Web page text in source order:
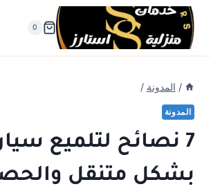
التجاوز
المحتوى
0
/ المدونة /
المدونة
7 نصائح لتلميع
بشكل متنقل